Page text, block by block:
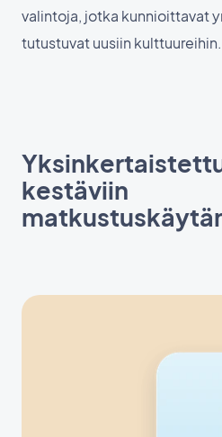
valintoja, jotka kunnioittavat
tutustuvat uusiin kulttuureihin.
kestäviin